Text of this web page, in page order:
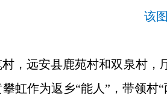
该
，远安县鹿苑村和双泉村，
虹作为返乡“能人”，带领